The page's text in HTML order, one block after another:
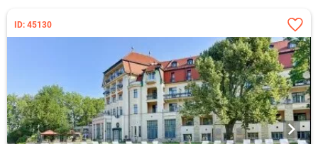
ID: 45130